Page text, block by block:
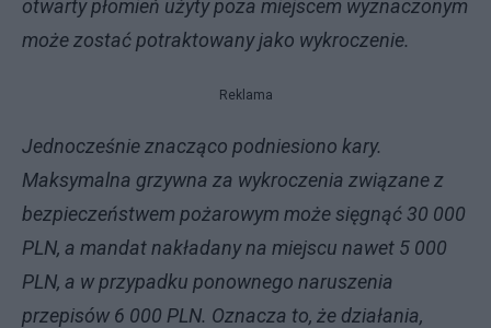
otwarty płomień użyty poza miejscem wyznaczonym
może zostać potraktowany jako wykroczenie.
Reklama
Jednocześnie znacząco podniesiono kary.
Maksymalna grzywna za wykroczenia związane z
bezpieczeństwem pożarowym może sięgnąć 30 000
PLN, a mandat nakładany na miejscu nawet 5 000
PLN, a w przypadku ponownego naruszenia
przepisów 6 000 PLN. Oznacza to, że działania,